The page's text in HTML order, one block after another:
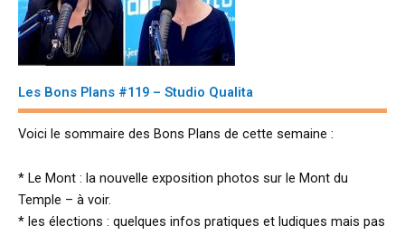
Les Bons Plans #119 – Studio Qualita
Voici le sommaire des Bons Plans de cette semaine :
* Le Mont : la nouvelle exposition photos sur le Mont du
Temple – à voir.
* les élections : quelques infos pratiques et ludiques mais pas